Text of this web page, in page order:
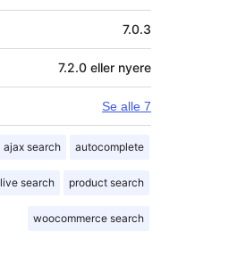
7.0.3
7.2.0 eller nyere
Se alle 7
ajax search autocomplete
live search product search
woocommerce search